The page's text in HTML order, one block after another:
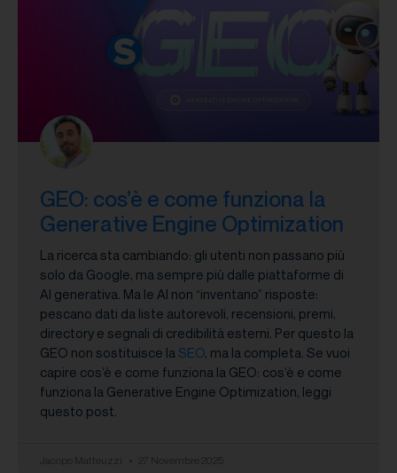
GEO: cos’è e come funziona la
Generative Engine Optimization
La ricerca sta cambiando: gli utenti non passano più
solo da Google, ma sempre più dalle piattaforme di
AI generativa. Ma le AI non “inventano” risposte:
pescano dati da liste autorevoli, recensioni, premi,
directory e segnali di credibilità esterni. Per questo la
GEO non sostituisce la SEO, ma la completa. Se vuoi
capire cos’è e come funziona la GEO: cos’è e come
funziona la Generative Engine Optimization, leggi
questo post.